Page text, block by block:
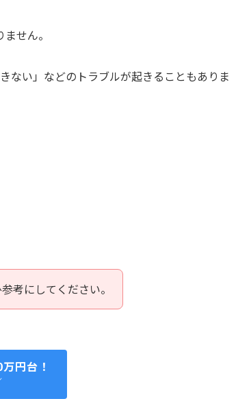
せん。
ない」などのトラブルが起きることもありま
考にしてください。
円台！